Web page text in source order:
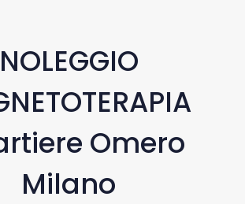
NOLEGGIO
Omero
Milano